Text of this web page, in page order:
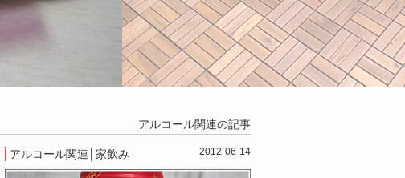
アルコール関連の記事
アルコール関連 家飲み 2012-06-14